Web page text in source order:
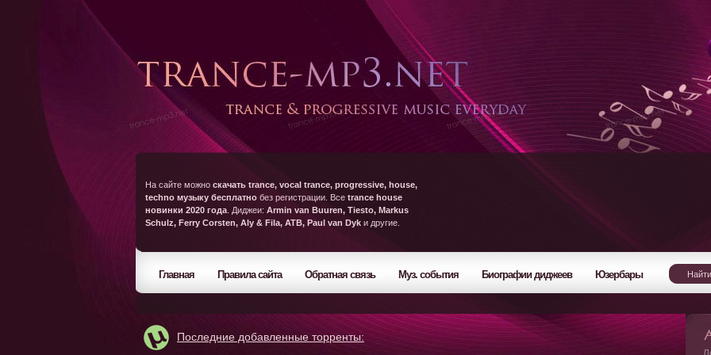
На сайте можно скачать trance, vocal trance, progressive, house,
techno музыку бесплатно без регистрации. Все trance house
новинки 2020 года . Диджеи: Armin van Buuren, Tiesto, Markus
Schulz, Ferry Corsten, Aly & Fila, ATB, Paul van Dyk и другие.
Главная Правила сайта Обратная связь Муз. события Биографии диджеев Юзербары
Последние добавленные торренты: